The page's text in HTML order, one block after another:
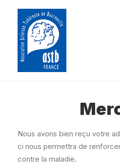
COMPRENDRE LA STB
VIVRE AVEC LA STB
SOUTENIR L’ASTB
Nous avons bien reçu votre
ci nous permettra de
contre la maladie.